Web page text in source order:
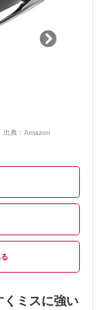
出典： Amazon
くミスに強い